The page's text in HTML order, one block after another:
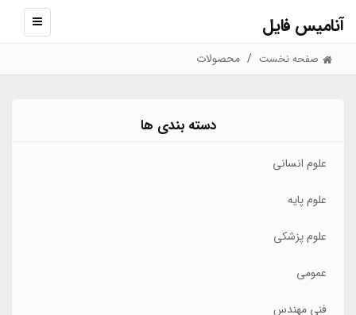
آنامیس فایل
نمایش
صفحه نخست محصولات
دسته بندی ها
علوم انسانی
علوم پایه
علوم پزشکی
عمومی
فنی مهندس